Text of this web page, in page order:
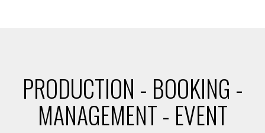
PRODUCTION - BOOKING -
MANAGEMENT - EVENT